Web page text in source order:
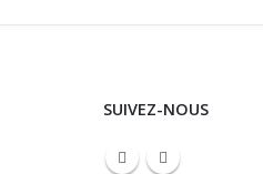
SUIVEZ-NOUS